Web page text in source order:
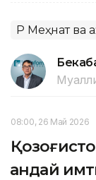
ҚР Меҳнат
08:00, 26 Май 2026
қандай